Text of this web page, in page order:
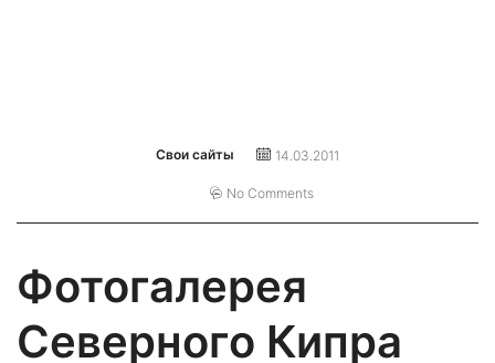
Свои сайты 14.03.2011
No Comments
Фотогалерея
Северного Кипра